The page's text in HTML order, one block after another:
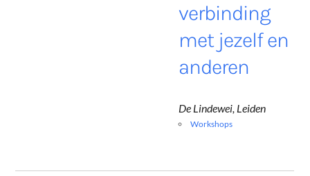
verbinding
met jezelf en
anderen
De Lindewei, Leiden
Workshops